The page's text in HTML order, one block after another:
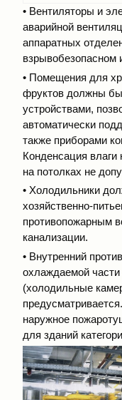
• Вентиляторы и
аварийной
аппаратных
взрывобезопасном
• Помещения для
фруктов должны
устройствами,
автоматически
также приборами
Конденсация влаги
на потолках не
• Холодильники
хозяйственно-
противопожарным
канализации.
• Внутренний
охлаждаемой
(холодильные
наружное
для зданий